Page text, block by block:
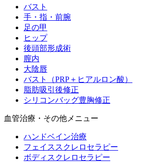
バスト
手・指・前腕
足の甲
ヒップ
後頭部形成術
膣内
大陰唇
バスト（PRP＋ヒアルロン酸）
脂肪吸引後修正
シリコンバッグ豊胸修正
血管治療・その他メニュー
ハンドベイン治療
フェイススクレロセラピー
ボディスクレロセラピー